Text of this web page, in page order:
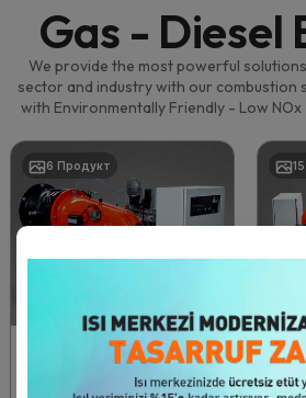
Gas - Diesel
We provide the most powerful
sector and industry with our combustion
with Environmentally Friendly - Low
6 Продукт
Two Stage Gas -
Diesel Burner